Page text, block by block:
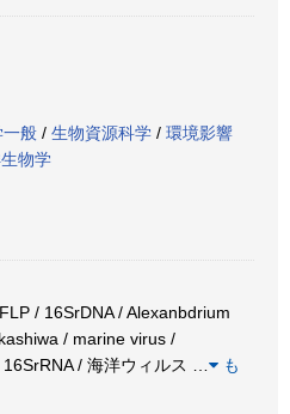
一般 / 生物資源科学 / 環境影響
物学
/ 16SrDNA / Alexanbdrium
/ marine virus /
/ 海洋ウィルス
も